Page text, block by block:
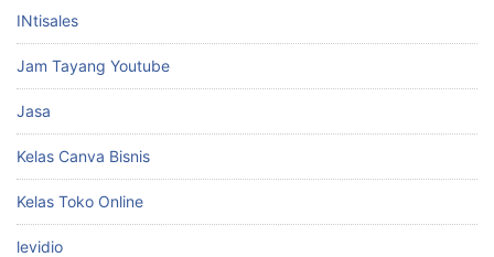
INtisales
Jam Tayang Youtube
Jasa
Kelas Canva Bisnis
Kelas Toko Online
levidio